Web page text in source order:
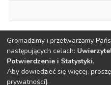
DSpace software
Gromadzimy i przetwarzamy
następujących celach:
Potwierdzenie i Statystyki.
Aby dowiedzieć się więcej,
prywatności}.